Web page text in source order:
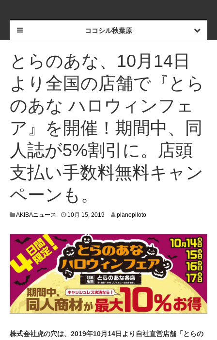
ココシル秋葉原
とらのあな、10月14日
より全国の店舗で『とら
のあな ハロウィンフェ
ア』を開催！期間中、同
人誌が5%割引に。店頭
支払い手数料無料キャン
ペーンも。
AKIBAニュース 10月 15, 20191
1
3
,
2
0
1
9
planopiloto
株式会社虎の穴は、2019年10月14日より自社直営店舗「とらの